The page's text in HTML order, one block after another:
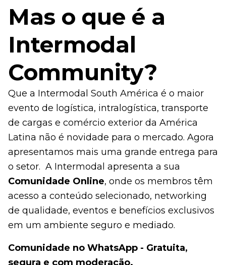
Mas o que é a
Intermodal
Community?
Que a Intermodal South América é o maior
evento de logística, intralogística, transporte
de cargas e comércio exterior da América
Latina não é novidade para o mercado. Agora
apresentamos mais uma grande entrega para
o setor. A Intermodal apresenta a sua
Comunidade Online, onde os membros têm
acesso a conteúdo selecionado, networking
de qualidade, eventos e benefícios exclusivos
em um ambiente seguro e mediado.
Comunidade no WhatsApp - Gratuita,
segura e com moderação.